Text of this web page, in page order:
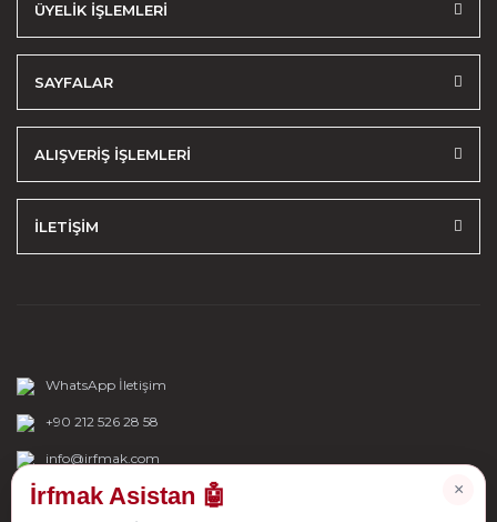
ÜYELİK İŞLEMLERİ
SAYFALAR
ALIŞVERİŞ İŞLEMLERİ
İLETİŞİM
WhatsApp İletişim
+90 212 526 28 58
info@irfmak.com
×
İrfmak Asistan 🤖